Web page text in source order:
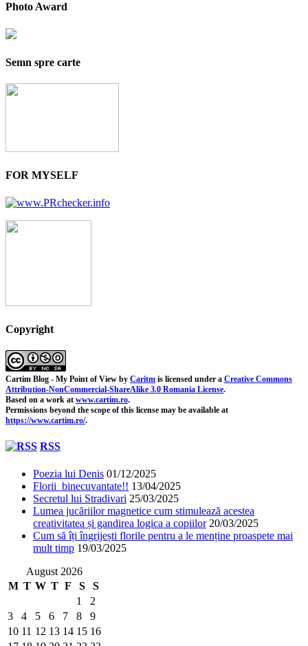
Photo Award
Semn spre carte
FOR MYSELF
Copyright
Cartim Blog - My Point of View by Caritm is licensed under a Creative Commons
Attribution-NonCommercial-ShareAlike 3.0 Romania License.
Based on a work at www.cartim.ro.
Permissions beyond the scope of this license may be available at
https://www.cartim.ro/.
RSS
Poezia lui Denis 01/12/2025
Florii binecuvantate!! 13/04/2025
Secretul lui Stradivari 25/03/2025
Lumea jucăriilor magnetice cum stimulează acestea
creativitatea și gandirea logica a copiilor 20/03/2025
Cum să îți îngrijești florile pentru a le menține proaspete mai
mult timp 19/03/2025
August 2026
M T W T F S
S
1
2
3
4 5 6 7 8
9
10 11 12 13 14 15 16